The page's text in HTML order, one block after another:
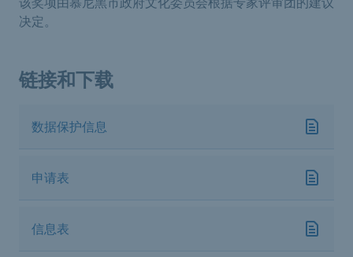
决定。
链接和下载
数据保护信息
申请表
信息表